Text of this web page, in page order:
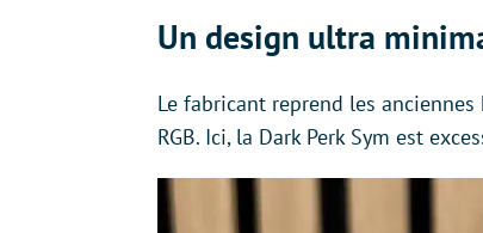
Un design ultra
Le fabricant reprend les
RGB. Ici, la Dark Perk Sym est